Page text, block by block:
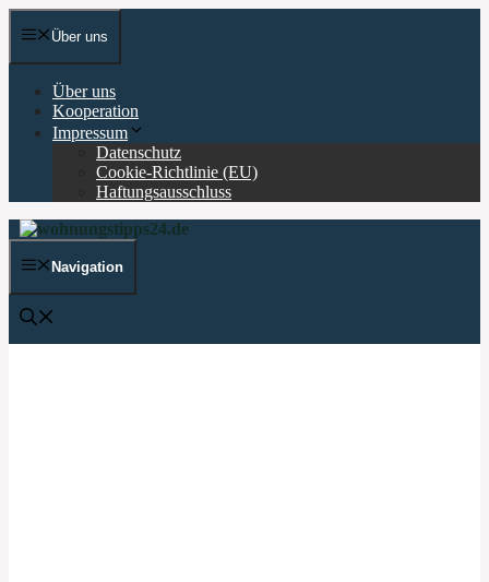
Zum
Inhalt Über uns
Über uns
Kooperation
Impressum
Datenschutz
Cookie-Richtlinie (EU)
Haftungsausschluss
Navigation